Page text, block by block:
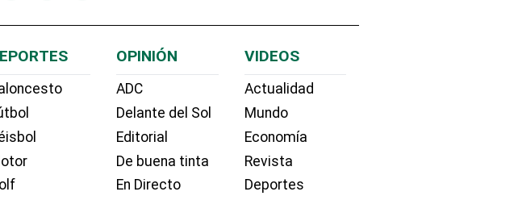
OPINIÓN
ADC
Delante del Sol
Editorial
De buena tinta
En Directo
VIDEOS
Actualidad
Mundo
Economía
Revista
Deportes